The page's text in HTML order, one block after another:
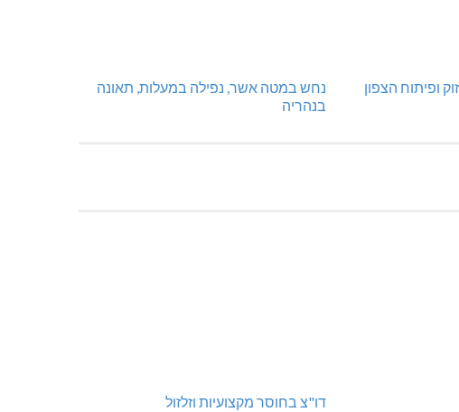
נחש במטה אשר, נפילה במעלות, תאונה
בנהריה
דו"צ בחוסר מקצועיות וזלזול